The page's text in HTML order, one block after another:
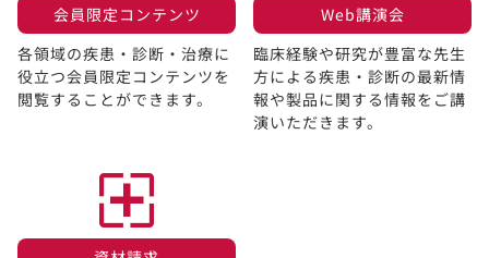
会員限定コンテンツ​
各領域の疾患・診断・治療に
役立つ会員限定コンテンツを
閲覧することができます。​
Web講演会​
臨床経験や研究が豊富な先生
方による疾患・診断の最新情
報や製品に関する情報をご講
演いただきます。